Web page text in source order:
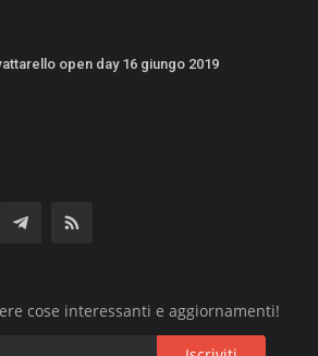
open day 16 giungo 2019
cose interessanti e aggiornamenti!